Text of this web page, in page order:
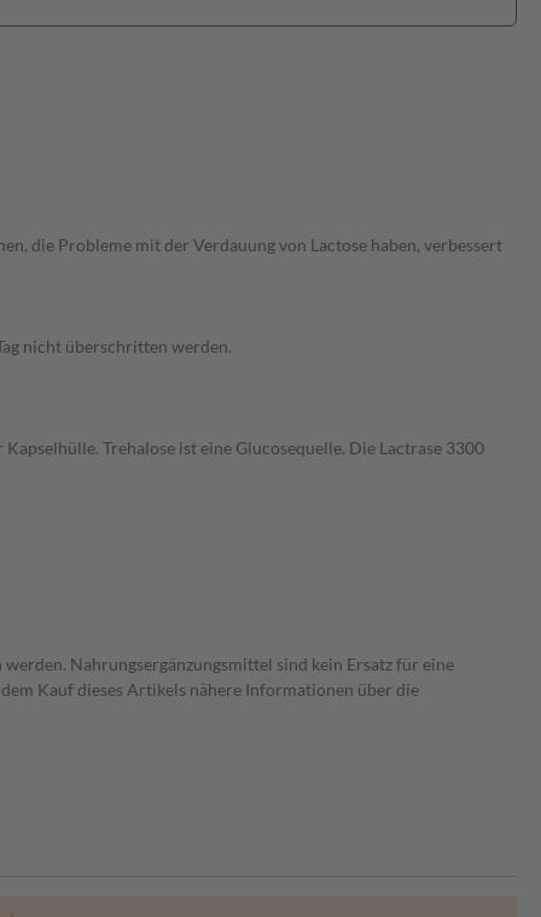
die Probleme mit der Verdauung von Lactose haben, verbessert
nicht überschritten werden.
Trehalose ist eine Glucosequelle. Die Lactrase 3300
Nahrungsergänzungsmittel sind kein Ersatz für eine
Kauf dieses Artikels nähere Informationen über die